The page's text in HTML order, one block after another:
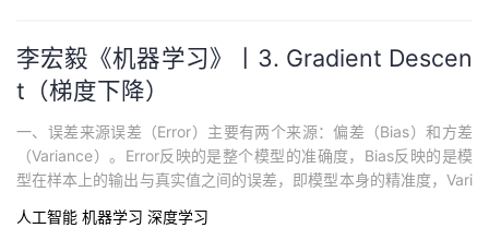
李宏毅《机器学习》丨3. Gradient Descen
t（梯度下降）
一、误差来源误差（Error）主要有两个来源：偏差（Bias）和方差
（Variance）。Error反映的是整个模型的准确度，Bias反映的是模
型在样本上的输出与真实值之间的误差，即模型本身的精准度，Vari
人工智能 机器学习 深度学习